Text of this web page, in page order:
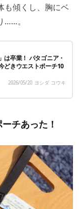
も傾くし、胸にベ
……。
は卒業！ パタゴニア・
どきウエストポーチ10
2026/05/20 ヨシダ コウキ
チあった！